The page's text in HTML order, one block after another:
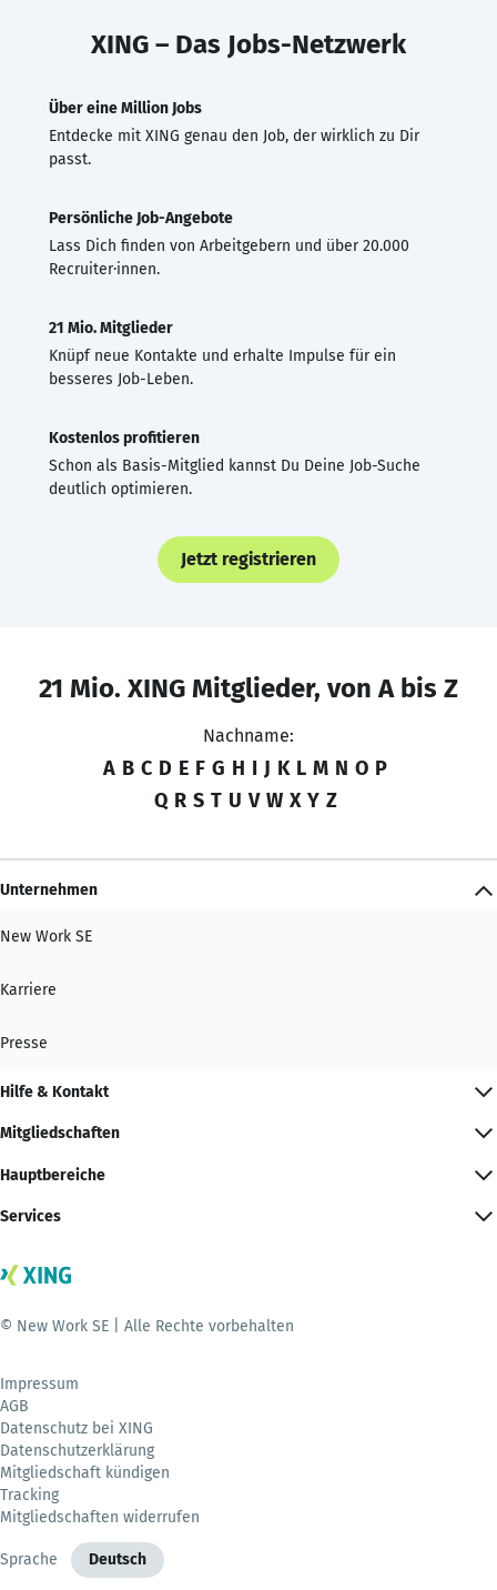
XING – Das Jobs-Netzwerk
Über eine Million Jobs
Entdecke mit XING genau den Job, der wirklich zu Dir
passt.
Persönliche Job-Angebote
Lass Dich finden von Arbeitgebern und über 20.000
Recruiter·innen.
21 Mio. Mitglieder
Knüpf neue Kontakte und erhalte Impulse für ein
besseres Job-Leben.
Kostenlos profitieren
Schon als Basis-Mitglied kannst Du Deine Job-Suche
deutlich optimieren.
Jetzt registrieren
21 Mio. XING Mitglieder, von A bis Z
Nachname:
A B C D E F G H I J K L M N O P
Q R S T U V W X Y Z
Unternehmen
New Work SE
Karriere
Presse
Hilfe & Kontakt
Mitgliedschaften
Hauptbereiche
Services
© New Work SE | Alle Rechte vorbehalten
Impressum
AGB
Datenschutz bei XING
Datenschutzerklärung
Mitgliedschaft kündigen
Tracking
Mitgliedschaften widerrufen
Sprache Deutsch